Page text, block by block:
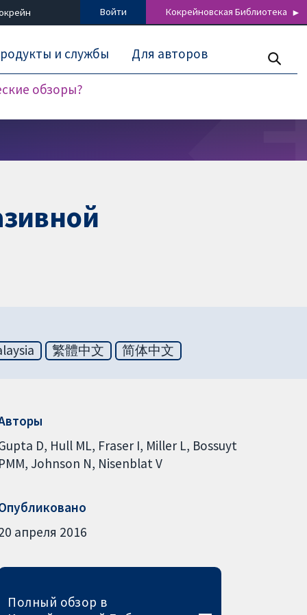
Войти Кокрейновская Библиотека
обзоры?
и службы Для авторов
繁體中文 简体中文
D Hull ML Fraser I Miller L Bossuyt
PMM Johnson N Nisenblat V
апреля 2016
Полный обзор в